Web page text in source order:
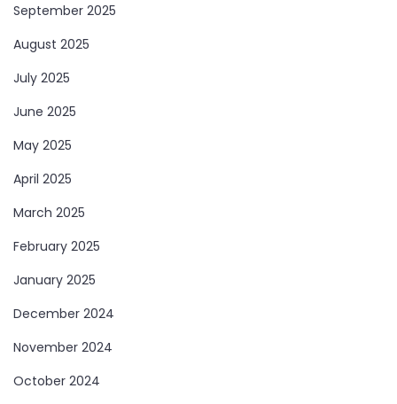
September 2025
August 2025
July 2025
June 2025
May 2025
April 2025
March 2025
February 2025
January 2025
December 2024
November 2024
October 2024